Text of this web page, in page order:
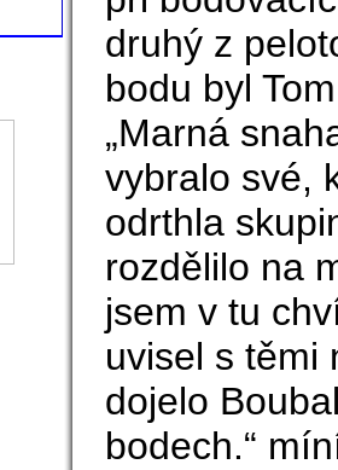
druhý z
bodu byl
„Marná
vybralo své,
odrthla
rozdělilo na
jsem v tu
uvisel s těmi
dojelo
bodech.“